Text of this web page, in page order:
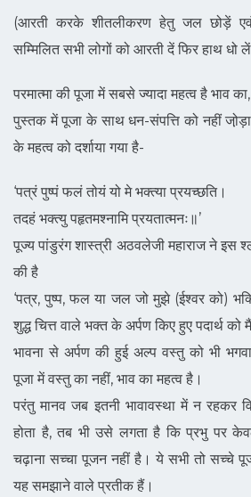
(आरती करके शीतलीकरण हेतु जल छोड़ें
सम्मिलित सभी लोगों को आरती दें फिर हाथ धो
परमात्मा की पूजा में सबसे ज्यादा महत्व है भाव
पुस्तक में पूजा के साथ धन-संपत्ति को नहीं
के महत्व को दर्शाया गया है-
‘पत्रं पुष्पं फलं तोयं यो मे भक्त्या प्रयच्छति।
तदहं भक्त्यु पहृतमश्नामि प्रयतात्मनः॥’
पूज्य पांडुरंग शास्त्री अठवलेजी महाराज ने इस
की है
‘पत्र, पुष्प, फल या जल जो मुझे (ईश्वर को)
शुद्ध चित्त वाले भक्त के अर्पण किए हुए पदार्थ को
भावना से अर्पण की हुई अल्प वस्तु को भी
पूजा में वस्तु का नहीं, भाव का महत्व है।
परंतु मानव जब इतनी भावावस्था में न रहकर
होता है, तब भी उसे लगता है कि प्रभु पर
चढ़ाना सच्चा पूजन नहीं है। ये सभी तो सच्चे
यह समझाने वाले प्रतीक हैं।